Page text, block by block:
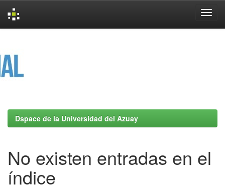
Dspace de la Universidad del Azuay
No existen entradas en el
índice